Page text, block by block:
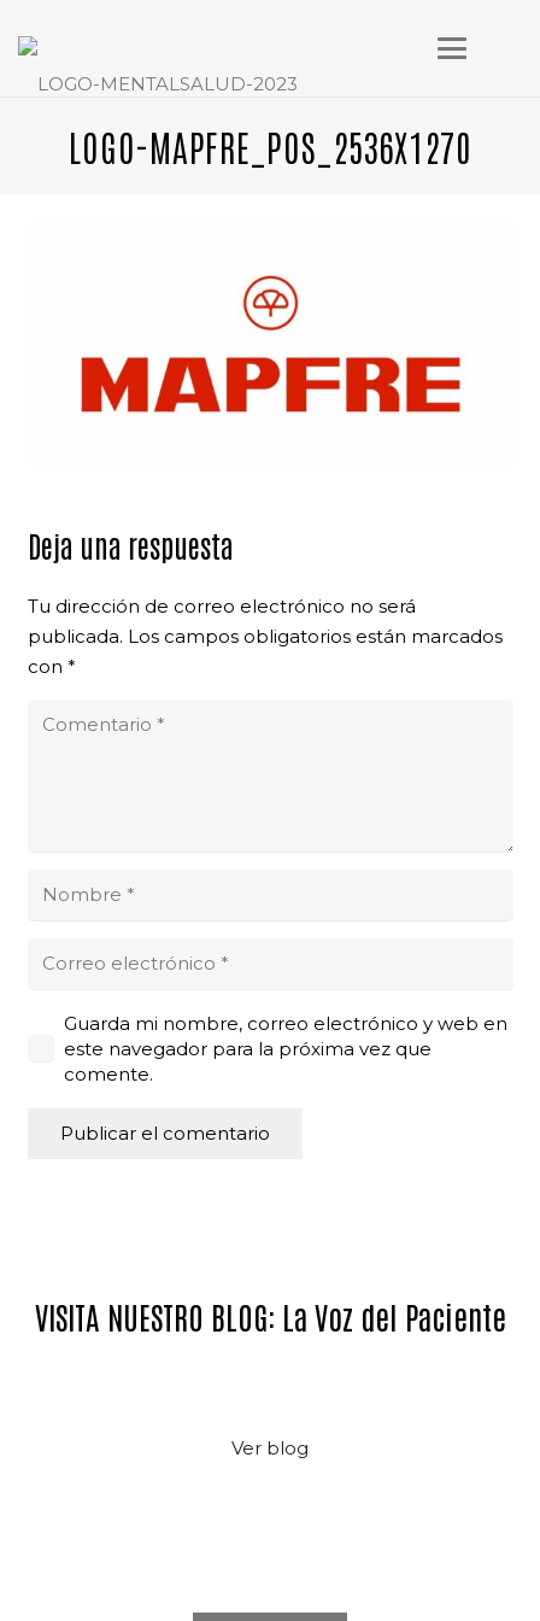
LOGO-MAPFRE_POS_2536X1270
Deja una respuesta
Tu dirección de correo electrónico no será
publicada. Los campos obligatorios están marcados
con *
Guarda mi nombre, correo electrónico y web en
este navegador para la próxima vez que
comente.
Publicar el comentario
VISITA NUESTRO BLOG: La Voz del Paciente
Ver blog